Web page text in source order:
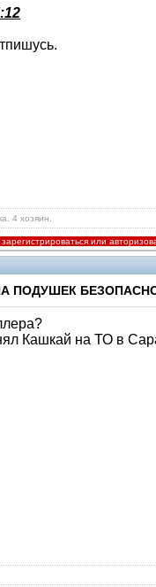
4 хозяин.
или
ПОДУШЕК
Кашкай на ТО в